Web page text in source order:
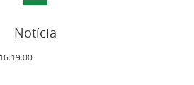
Notícia